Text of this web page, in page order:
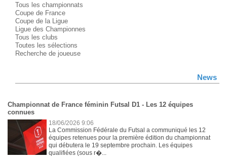
Tous les championnats
Coupe de France
Coupe de la Ligue
Ligue des Championnes
Tous les clubs
Toutes les sélections
Recherche de joueuse
News
Championnat de France féminin Futsal D1 - Les 12 équipes
connues
18/06/2026 9:06
La Commission Fédérale du Futsal a communiqué les 12
équipes retenues pour la première édition du championnat
qui débutera le 19 septembre prochain. Les équipes
qualifiées (sous r�...